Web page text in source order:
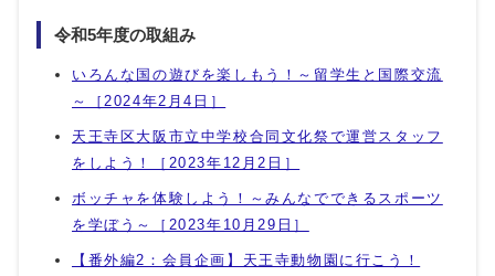
令和5年度の取組み
いろんな国の遊びを楽しもう！～留学生と国際交流
～［2024年2月4日］
天王寺区大阪市立中学校合同文化祭で運営スタッフ
をしよう！［2023年12月2日］
ボッチャを体験しよう！～みんなでできるスポーツ
を学ぼう～［2023年10月29日］
【番外編2：会員企画】天王寺動物園に行こう！